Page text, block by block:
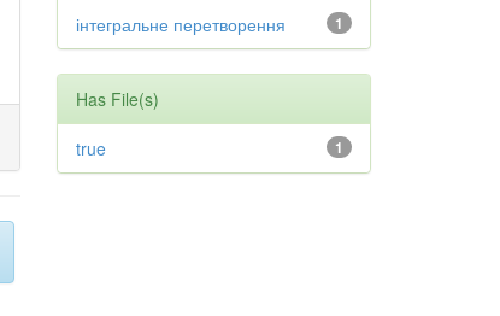
1
інтегральне перетворення
Has File(s)
1
true